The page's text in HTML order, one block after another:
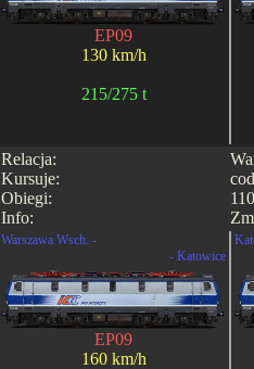
EP09
130 km/h
215/275 t
Relacja:
Kursuje:
Obiegi:
Info:
Warszawa Wsch. -
- Katowice
EP09
160 km/h